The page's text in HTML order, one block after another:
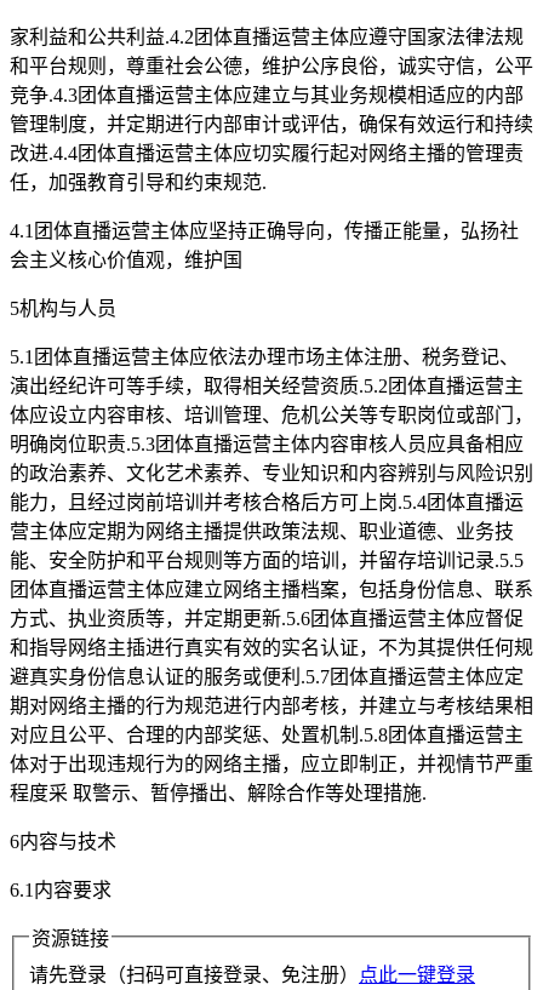
家利益和公共利益.4.2团体直播运营主体应遵守国家法律法规
和平台规则，尊重社会公德，维护公序良俗，诚实守信，公平
竞争.4.3团体直播运营主体应建立与其业务规模相适应的内部
管理制度，并定期进行内部审计或评估，确保有效运行和持续
改进.4.4团体直播运营主体应切实履行起对网络主播的管理责
任，加强教育引导和约束规范.
4.1团体直播运营主体应坚持正确导向，传播正能量，弘扬社
会主义核心价值观，维护国
5机构与人员
5.1团体直播运营主体应依法办理市场主体注册、税务登记、
演出经纪许可等手续，取得相关经营资质.5.2团体直播运营主
体应设立内容审核、培训管理、危机公关等专职岗位或部门，
明确岗位职责.5.3团体直播运营主体内容审核人员应具备相应
的政治素养、文化艺术素养、专业知识和内容辨别与风险识别
能力，且经过岗前培训并考核合格后方可上岗.5.4团体直播运
营主体应定期为网络主播提供政策法规、职业道德、业务技
能、安全防护和平台规则等方面的培训，并留存培训记录.5.5
团体直播运营主体应建立网络主播档案，包括身份信息、联系
方式、执业资质等，并定期更新.5.6团体直播运营主体应督促
和指导网络主插进行真实有效的实名认证，不为其提供任何规
避真实身份信息认证的服务或便利.5.7团体直播运营主体应定
期对网络主播的行为规范进行内部考核，并建立与考核结果相
对应且公平、合理的内部奖惩、处置机制.5.8团体直播运营主
体对于出现违规行为的网络主播，应立即制正，并视情节严重
程度采 取警示、暂停播出、解除合作等处理措施.
6内容与技术
6.1内容要求
资源链接
请先登录（扫码可直接登录、免注册）
点此一键登录